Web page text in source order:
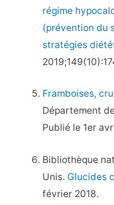
régime
(prévention du
stratégies
Framboises,
Département
Publié le 1er
Bibliothèque
Unis. Glucides
février 2018.